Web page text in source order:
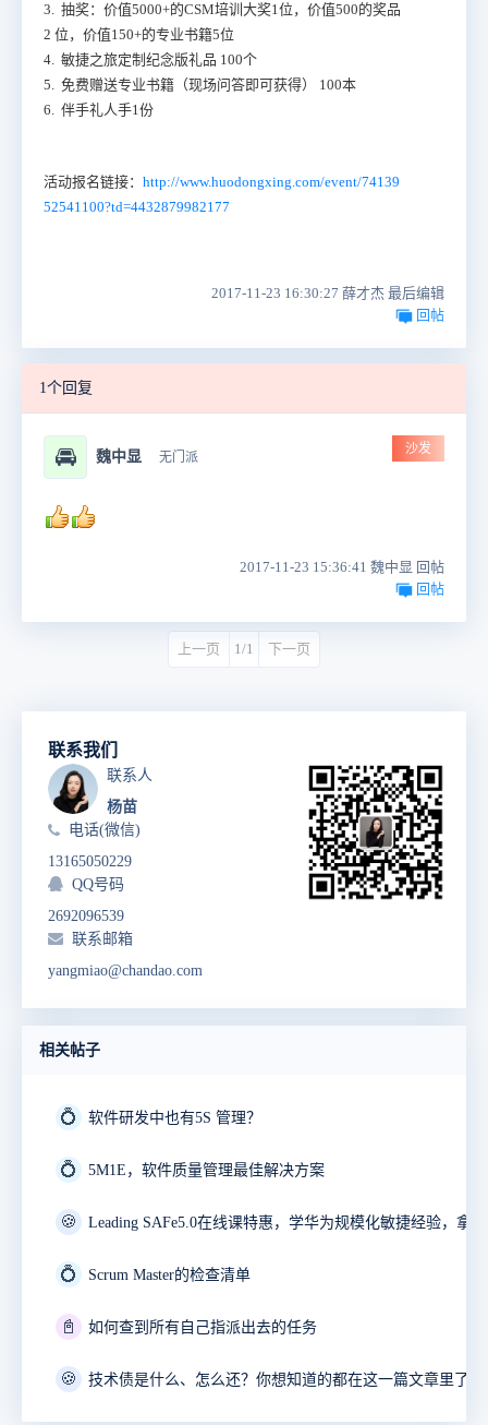
3. 抽奖：价值5000+的CSM培训大奖1位，价值500的奖品
2 位，价值150+的专业书籍5位
4. 敏捷之旅定制纪念版礼品 100个
5. 免费赠送专业书籍（现场问答即可获得） 100本
6. 伴手礼人手1份
活动报名链接： http://www.huodongxing.com/event/74139
52541100?td=4432879982177
2017-11-23 16:30:27 薛才杰 最后编辑
回帖
1个回复
🚘 魏中显 无门派
沙发
2017-11-23 15:36:41 魏中显 回帖
回帖
上一页 1/1 下一页
联系我们
联系人
杨苗
电话(微信)
13165050229
QQ号码
2692096539
联系邮箱
yangmiao@chandao.com
相关帖子
💍 软件研发中也有5S 管理？
💍 5M1E，软件质量管理最佳解决方案
🍪
💍 Scrum Master的检查清单
📓 如何查到所有自己指派出去的任务
🍪 技术债是什么、怎么还？你想知道的都在这一篇文章里了！